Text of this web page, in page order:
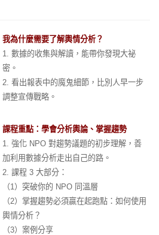
我為什麼需要了解輿情分析？
1. 數據的收集與解讀，能帶你發現大祕
密。
2. 看出報表中的魔鬼細節，比別人早一步
調整宣傳戰略。
課程重點：學會分析輿論、掌握趨勢
1. 強化 NPO 對趨勢議題的初步理解，善
加利用數據分析走出自己的路。
2. 課程 3 大部分：
（1）突破你的 NPO 同溫層
（2）掌握趨勢必須贏在起跑點：如何使用
輿情分析？
（3）案例分享